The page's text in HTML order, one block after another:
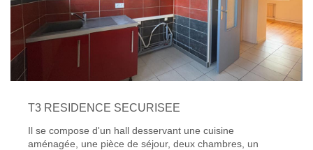
T3 RESIDENCE SECURISEE
Il se compose d'un hall desservant une cuisine
aménagée, une pièce de séjour, deux chambres, un